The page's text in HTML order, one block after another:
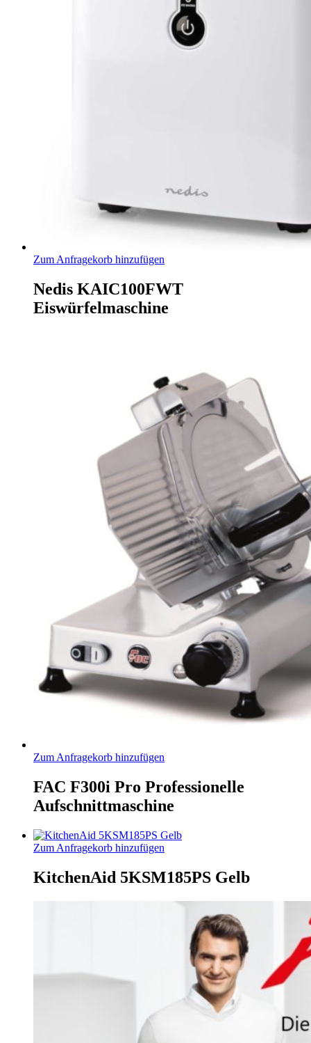
Zum Anfragekorb hinzufügen
Nedis KAIC100FWT
Eiswürfelmaschine
Zum Anfragekorb hinzufügen
FAC F300i Pro Professionelle
Aufschnittmaschine
Zum Anfragekorb hinzufügen
KitchenAid 5KSM185PS Gelb